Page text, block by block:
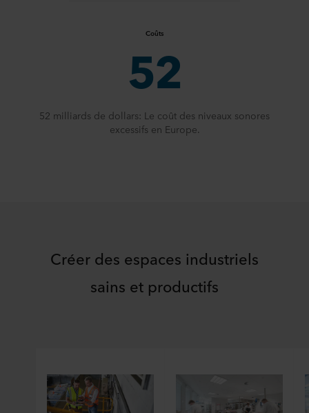
Coûts
52
52 milliards de dollars: Le coût des niveaux sonores
excessifs en Europe.
Créer des espaces industriels
sains et productifs